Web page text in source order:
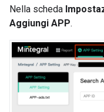
Nella scheda
Aggiungi APP.